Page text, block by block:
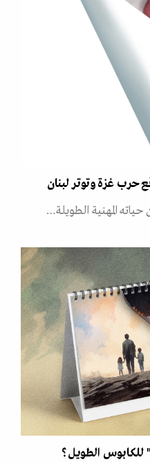
حرب غزة وتوتر لبنان
المهنية الطويلة…
للكابوس الطويل؟